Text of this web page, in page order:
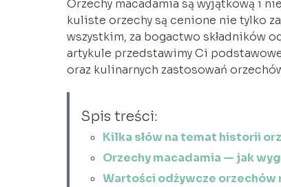
Orzechy macadamia są wyjątkową i
kuliste orzechy są cenione nie tylko
wszystkim, za bogactwo składników
artykule przedstawimy Ci
oraz kulinarnych zastosowań
Spis treści:
Kilka słów na temat historii
Orzechy macadamia — jak
Wartości odżywcze orzechów